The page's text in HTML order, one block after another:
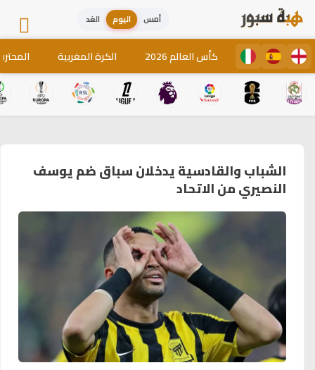
أمس اليوم الغد
كأس العالم 2026 الكرة المغربية
الشباب والقادسية يدخلان سباق ضم يوسف
النصيري من الاتحاد